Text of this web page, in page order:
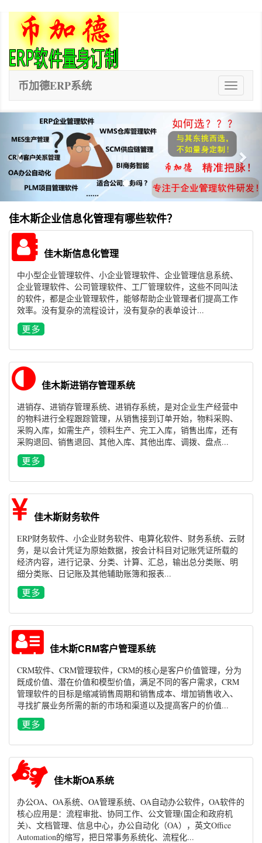
ERP
系
统
币加德ERP系统
Previous
佳木斯企业信息化管理有哪些软件？
佳木斯信息化管理
中小型企业管理软件、小企业管理软件、企业管理信息系统、
企业管理软件、公司管理软件、工厂管理软件，这些不同叫法
的软件，都是企业管理软件，能够帮助企业管理者们提高工作
效率。没有复杂的流程设计，没有复杂的表单设计...
佳木斯进销存管理系统
进销存、进销存管理系统、进销存系统，是对企业生产经营中
的物料进行全程跟踪管理，从销售接到订单开始，物料采购、
采购入库，如需生产，领料生产、完工入库，销售出库，还有
采购退回、销售退回、其他入库、其他出库、调拨、盘点...
佳木斯财务软件
ERP财务软件、小企业财务软件、电算化软件、财务系统、云财
务，是以会计凭证为原始数据，按会计科目对记账凭证所载的
经济内容，进行记录、分类、计算、汇总，输出总分类账、明
细分类账、日记账及其他辅助账簿和报表...
佳木斯CRM客户管理系统
CRM软件、CRM管理软件，CRM的核心是客户价值管理，分为
既成价值、潜在价值和模型价值，满足不同的客户需求，CRM
管理软件的目标是缩减销售周期和销售成本、增加销售收入、
寻找扩展业务所需的新的市场和渠道以及提高客户的价值...
佳木斯OA系统
办公OA、OA系统、OA管理系统、OA自动办公软件，OA软件的
核心应用是：流程审批、协同工作、公文管理(国企和政府机
关)、文档管理、信息中心，办公自动化（OA），英文Office
Automation的缩写，把日常事务系统化、流程化...